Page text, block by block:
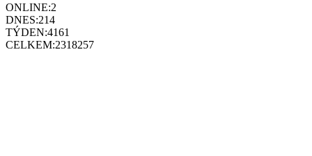
ONLINE:2
DNES:214
TÝDEN:4161
CELKEM:2318257